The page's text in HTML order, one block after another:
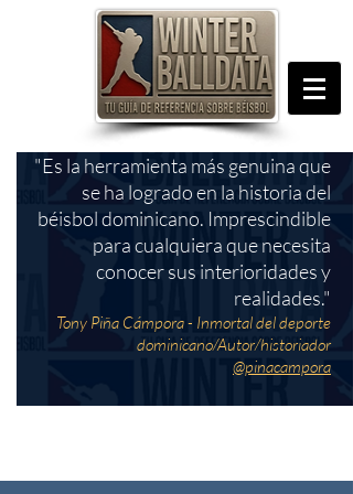
"Es la herramienta más genuina que
se ha logrado en la historia del
béisbol dominicano. Imprescindible
para cualquiera que necesita
conocer sus interioridades y
realidades."
Tony Piña Cámpora - Inmortal del deporte
dominicano/Autor/historiador
@pinacampora